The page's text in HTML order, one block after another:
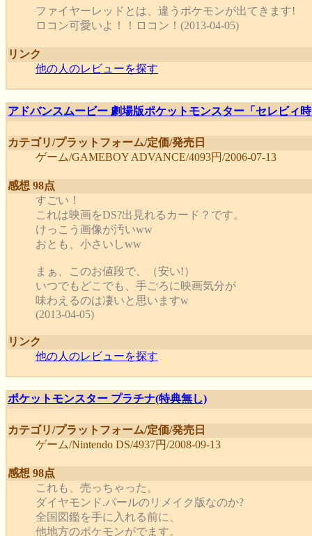
ファイヤーレッドとは、違うポケモンが出てきます!
ロコン可愛いよ！！ロコン！(2013-04-05)
リンク
他の人のレビューを探す
アドバンスムービー 劇場版ポケットモンスター「セレビィ
カテゴリ/プラットフォーム/定価/発売日
ゲーム/GAMEBOY ADVANCE/4093円/2006-07-13
感想 98点
すごい！
これは映画をDS?出見れるカード？です。
けっこう画像が汚いww
おとも、小さいしww
まぁ、このお値段で、（安い!）
いつでもどこでも、手ごろに映画気分が
味わえるのは凄いと思いますw
(2013-04-05)
リンク
他の人のレビューを探す
ポケットモンスター プラチナ(特典無し)
カテゴリ/プラットフォーム/定価/発売日
ゲーム/Nintendo DS/4937円/2008-09-13
感想 98点
これも、売っちゃった。
ダイヤモンド.パールのリメイク版なのか?
全国図鑑を手に入れる前に、
他地方のポケモンがでます。